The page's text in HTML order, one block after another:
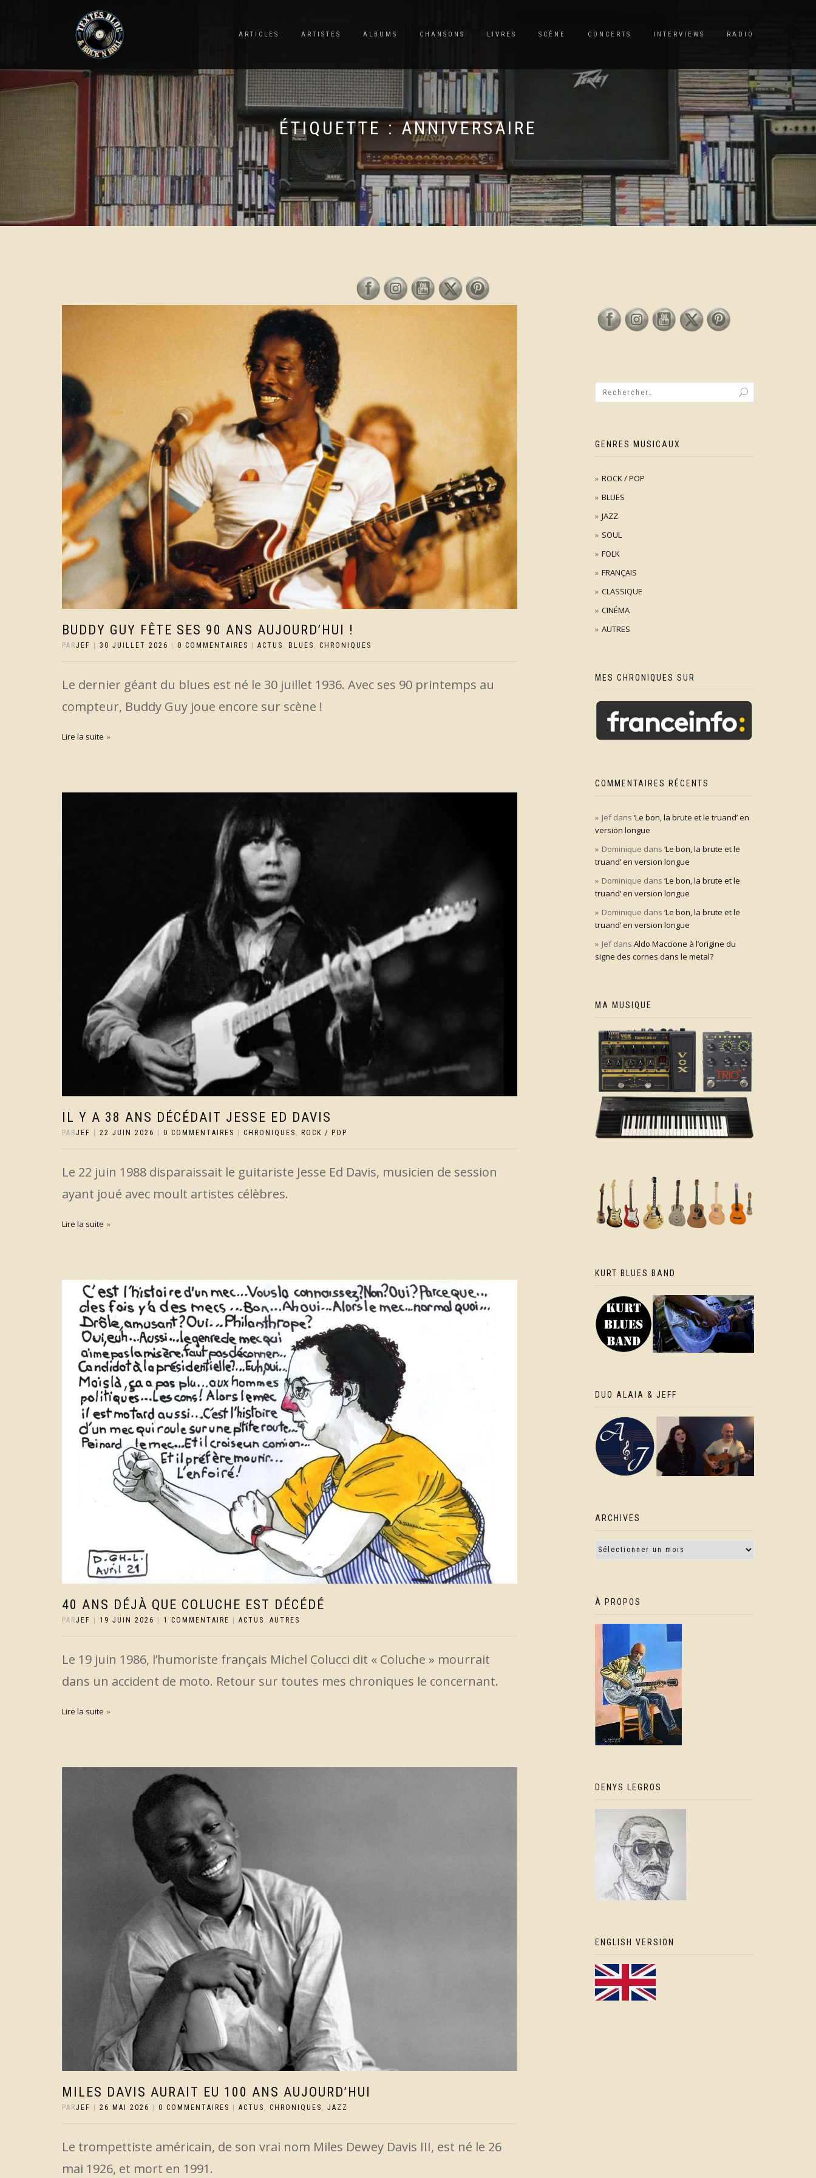
ARTICLES ARTISTES ALBUMS CHANSONS LIVRES SCÈNE CONCERTS INTERVIEWS RADIO
ÉTIQUETTE :ANNIVERSAIRE
BUDDY GUY FÊTE SES 90 ANS AUJOURD’HUI !
PARJEF 30 JUILLET 2026 0 COMMENTAIRES ACTUS , BLUES , CHRONIQUES
Le dernier géant du blues est né le 30 juillet 1936. Avec ses 90 printemps au
compteur, Buddy Guy joue encore sur scène !
Lire la suite
IL Y A 38 ANS DÉCÉDAIT JESSE ED DAVIS
PARJEF 22 JUIN 2026 0 COMMENTAIRES CHRONIQUES , ROCK / POP
Le 22 juin 1988 disparaissait le guitariste Jesse Ed Davis, musicien de session
ayant joué avec moult artistes célèbres.
Lire la suite
40 ANS DÉJÀ QUE COLUCHE EST DÉCÉDÉ
PARJEF 19 JUIN 2026 1 COMMENTAIRE ACTUS , AUTRES
Le 19 juin 1986, l’humoriste français Michel Colucci dit « Coluche » mourrait
dans un accident de moto. Retour sur toutes mes chroniques le concernant.
Lire la suite
MILES DAVIS AURAIT EU 100 ANS AUJOURD’HUI
PARJEF 26 MAI 2026 0 COMMENTAIRES ACTUS , CHRONIQUES , JAZZ
Le trompettiste américain, de son vrai nom Miles Dewey Davis III, est né le 26
mai 1926, et mort en 1991.
GENRES MUSICAUX
ROCK / POP
BLUES
JAZZ
SOUL
FOLK
FRANÇAIS
CLASSIQUE
CINÉMA
AUTRES
MES CHRONIQUES SUR
COMMENTAIRES RÉCENTS
Jefdans ‘Le bon, la brute et le truand’ en
version longue
Dominique dans ‘Le bon, la brute et le
truand’ en version longue
Dominique dans ‘Le bon, la brute et le
truand’ en version longue
Dominique dans ‘Le bon, la brute et le
truand’ en version longue
Jefdans Aldo Maccione à l’origine du
signe des cornes dans le metal?
MA MUSIQUE
KURT BLUES BAND
DUO ALAIA & JEFF
ARCHIVES
À PROPOS
DENYS LEGROS
ENGLISH VERSION